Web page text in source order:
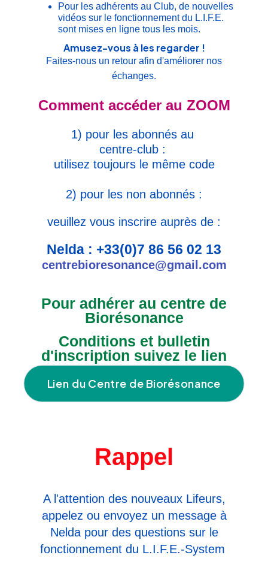
Pour les adhérents au Club, de nouvelles
vidéos sur le fonctionnement du L.I.F.E.
sont mises en ligne tous les mois.
Amusez-vous à les regarder !
Faites-nous un retour afin d'améliorer nos
échanges.
Comment accéder au ZOOM
1) pour les abonnés au
centre-club :
utilisez toujours le même code
2) pour les non abonnés :
veuillez vous inscrire auprès de :
Nelda : +33(0)7 86 56 02 13
centrebioresonance@gmail.com
Pour adhérer au centre de
Biorésonance
Conditions et bulletin
d'inscription suivez le lien
Lien du Centre de Biorésonance
Rappel
A l'attention des nouveaux Lifeurs,
appelez ou envoyez un message à
Nelda pour des questions sur le
fonctionnement du L.I.F.E.-System